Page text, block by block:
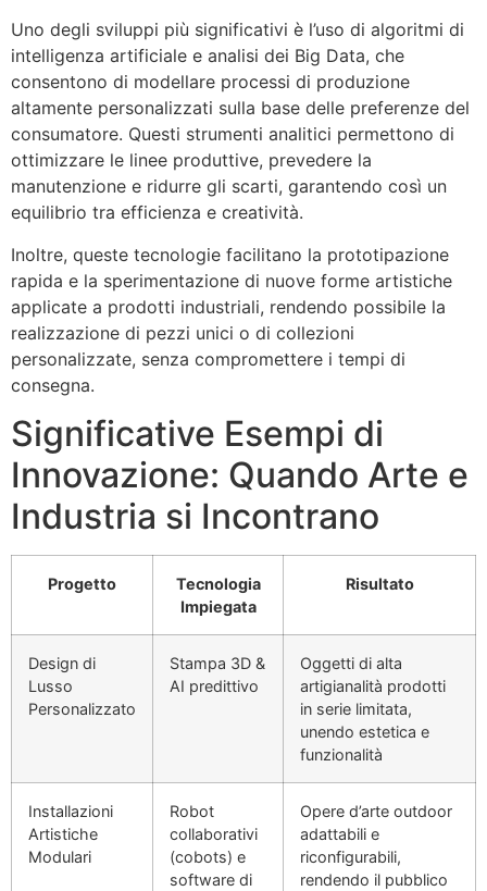
Uno degli sviluppi più significativi è l’uso di algoritmi di
intelligenza artificiale e analisi dei Big Data, che
consentono di modellare processi di produzione
altamente personalizzati sulla base delle preferenze del
consumatore. Questi strumenti analitici permettono di
ottimizzare le linee produttive, prevedere la
manutenzione e ridurre gli scarti, garantendo così un
equilibrio tra efficienza e creatività.
Inoltre, queste tecnologie facilitano la prototipazione
rapida e la sperimentazione di nuove forme artistiche
applicate a prodotti industriali, rendendo possibile la
realizzazione di pezzi unici o di collezioni
personalizzate, senza compromettere i tempi di
consegna.
Significative Esempi di
Innovazione: Quando Arte e
Industria si Incontrano
Progetto
Tecnologia
Impiegata
Risultato
Design di
Lusso
Personalizzato
Stampa 3D &
AI predittivo
Oggetti di alta
artigianalità prodotti
in serie limitata,
unendo estetica e
funzionalità
Installazioni
Artistiche
Modulari
Robot
collaborativi
(cobots) e
software di
Opere d’arte outdoor
adattabili e
riconfigurabili,
rendendo il pubblico